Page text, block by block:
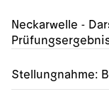
Neckarwelle -
Stellungnahme: